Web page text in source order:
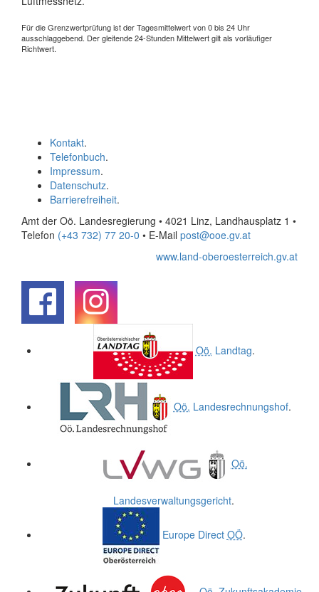
Für die Grenzwertprüfung ist der Tagesmittelwert von 0 bis 24 Uhr
ausschlaggebend. Der gleitende 24-Stunden Mittelwert gilt als vorläufiger
Richtwert.
Kontakt.
Telefonbuch.
Impressum.
Datenschutz.
Barrierefreiheit.
Amt der Oö. Landesregierung • 4021 Linz, Landhausplatz 1 •
Telefon (+43 732) 77 20-0 • E-Mail post@ooe.gv.at
www.land-oberoesterreich.gv.at
Oö. Landtag.
Oö. Landesrechnungshof.
Oö.
Landesverwaltungsgericht.
Europe Direct OÖ.